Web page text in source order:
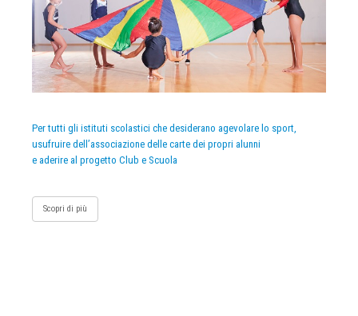
Per tutti gli istituti scolastici che desiderano agevolare lo sport,
usufruire dell’associazione delle carte dei propri alunni
e aderire al progetto Club e Scuola
Scopri di più